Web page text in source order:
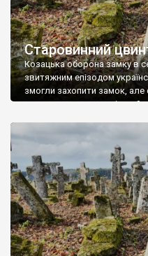
Старовинний
Козацька оборона замку в
звитяжним епізодом
змогли захопити замок, але
поховали на цвинтарі, який
ньому чимало хрестів 19